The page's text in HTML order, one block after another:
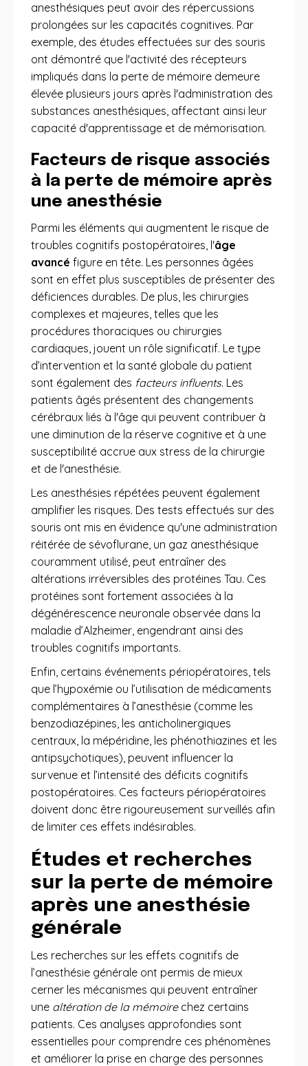
anesthésiques peut avoir des répercussions
prolongées sur les capacités cognitives. Par
exemple, des études effectuées sur des souris
ont démontré que l'activité des récepteurs
impliqués dans la perte de mémoire demeure
élevée plusieurs jours après l'administration des
substances anesthésiques, affectant ainsi leur
capacité d'apprentissage et de mémorisation.
Facteurs de risque associés
à la perte de mémoire après
une anesthésie
Parmi les éléments qui augmentent le risque de
troubles cognitifs postopératoires, l'âge
avancé figure en tête. Les personnes âgées
sont en effet plus susceptibles de présenter des
déficiences durables. De plus, les chirurgies
complexes et majeures, telles que les
procédures thoraciques ou chirurgies
cardiaques, jouent un rôle significatif. Le type
d’intervention et la santé globale du patient
sont également des facteurs influents. Les
patients âgés présentent des changements
cérébraux liés à l'âge qui peuvent contribuer à
une diminution de la réserve cognitive et à une
susceptibilité accrue aux stress de la chirurgie
et de l'anesthésie.
Les anesthésies répétées peuvent également
amplifier les risques. Des tests effectués sur des
souris ont mis en évidence qu'une administration
réitérée de sévoflurane, un gaz anesthésique
couramment utilisé, peut entraîner des
altérations irréversibles des protéines Tau. Ces
protéines sont fortement associées à la
dégénérescence neuronale observée dans la
maladie d’Alzheimer, engendrant ainsi des
troubles cognitifs importants.
Enfin, certains événements périopératoires, tels
que l’hypoxémie ou l’utilisation de médicaments
complémentaires à l’anesthésie (comme les
benzodiazépines, les anticholinergiques
centraux, la mépéridine, les phénothiazines et les
antipsychotiques), peuvent influencer la
survenue et l’intensité des déficits cognitifs
postopératoires. Ces facteurs périopératoires
doivent donc être rigoureusement surveillés afin
de limiter ces effets indésirables.
Études et recherches
sur la perte de mémoire
après une anesthésie
générale
Les recherches sur les effets cognitifs de
l’anesthésie générale ont permis de mieux
cerner les mécanismes qui peuvent entraîner
une altération de la mémoirechez certains
patients. Ces analyses approfondies sont
essentielles pour comprendre ces phénomènes
et améliorer la prise en charge des personnes